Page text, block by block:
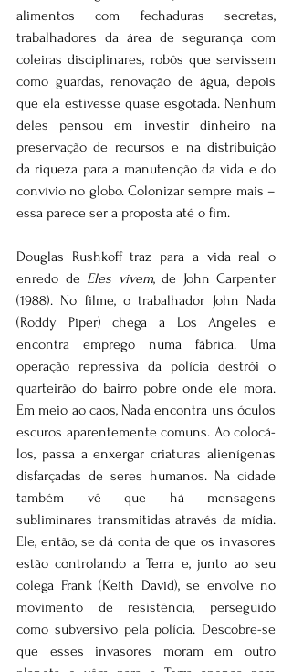
alimentos com fechaduras secretas,
trabalhadores da área de segurança com
coleiras disciplinares, robôs que servissem
como guardas, renovação de água, depois
que ela estivesse quase esgotada. Nenhum
deles pensou em investir dinheiro na
preservação de recursos e na distribuição
da riqueza para a manutenção da vida e do
convívio no globo. Colonizar sempre mais –
essa parece ser a proposta até o fim.
Douglas Rushkoff traz para a vida real o
enredo de Eles vivem, de John Carpenter
(1988). No filme, o trabalhador John Nada
(Roddy Piper) chega a Los Angeles e
encontra emprego numa fábrica. Uma
operação repressiva da polícia destrói o
quarteirão do bairro pobre onde ele mora.
Em meio ao caos, Nada encontra uns óculos
escuros aparentemente comuns. Ao colocá-
los, passa a enxergar criaturas alienígenas
disfarçadas de seres humanos. Na cidade
também vê que há mensagens
subliminares transmitidas através da mídia.
Ele, então, se dá conta de que os invasores
estão controlando a Terra e, junto ao seu
colega Frank (Keith David), se envolve no
movimento de resistência, perseguido
como subversivo pela polícia. Descobre-se
que esses invasores moram em outro